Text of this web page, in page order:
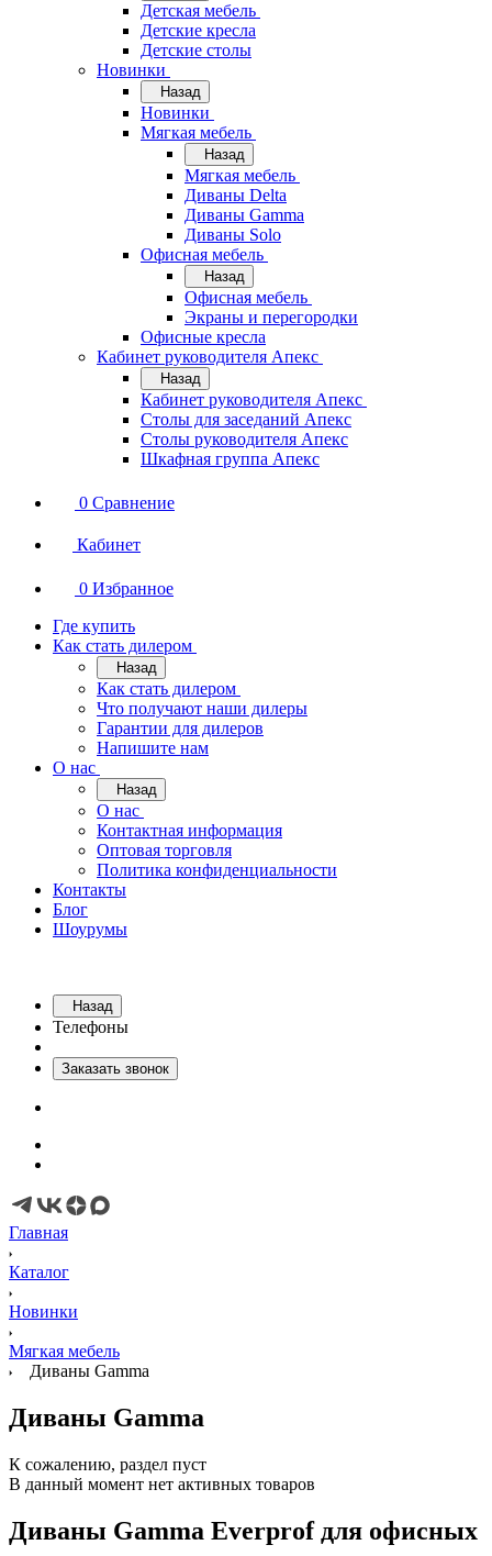
Детская мебель
Детские кресла
Детские столы
Новинки
Назад
Новинки
Мягкая мебель
Назад
Мягкая мебель
Диваны Delta
Диваны Gamma
Диваны Solo
Офисная мебель
Назад
Офисная мебель
Экраны и перегородки
Офисные кресла
Кабинет руководителя Апекс
Назад
Кабинет руководителя Апекс
Столы для заседаний Апекс
Столы руководителя Апекс
Шкафная группа Апекс
0 Сравнение
Кабинет
0 Избранное
Где купить
Как стать дилером
Назад
Как стать дилером
Что получают наши дилеры
Гарантии для дилеров
Напишите нам
О нас
Назад
О нас
Контактная информация
Оптовая торговля
Политика конфиденциальности
Контакты
Блог
Шоурумы
Назад
Телефоны
Заказать звонок
Главная
Каталог
Новинки
Мягкая мебель
Диваны Gamma
Диваны Gamma
К сожалению, раздел пуст
В данный момент нет активных товаров
Диваны Gamma Everprof для офисных